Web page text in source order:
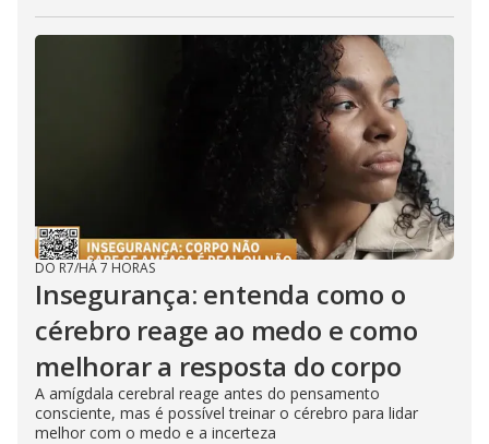
DO R7/HÁ 7 HORAS
Insegurança: entenda como o
cérebro reage ao medo e como
melhorar a resposta do corpo
A amígdala cerebral reage antes do pensamento
consciente, mas é possível treinar o cérebro para lidar
melhor com o medo e a incerteza